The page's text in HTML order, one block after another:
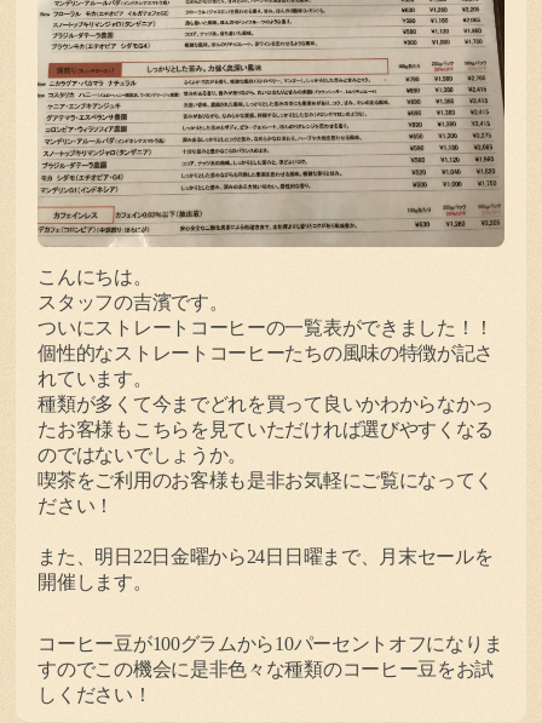
こんにちは。
スタッフの吉濱です。
ついにストレートコーヒーの一覧表ができました！！
個性的なストレートコーヒーたちの風味の特徴が記さ
れています。
種類が多くて今までどれを買って良いかわからなかっ
たお客様もこちらを見ていただければ選びやすくなる
のではないでしょうか。
喫茶をご利用のお客様も是非お気軽にご覧になってく
ださい！
また、明日 22日金曜から24日日曜まで、月末セールを
開催します。
コーヒー豆が100グラムから10パーセントオフになりま
すのでこの機会に是非色々な種類のコーヒー豆をお試
しください！